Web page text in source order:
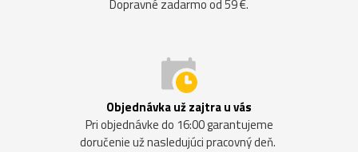
Dopravné zadarmo od 59 €.
Objednávka už zajtra u vás
Pri objednávke do 16:00 garantujeme
doručenie už nasledujúci pracovný deň.